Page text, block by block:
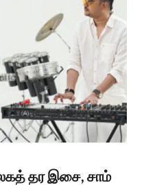
தர இசை, சாம்